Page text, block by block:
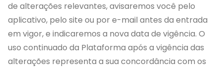
de alterações relevantes, avisaremos você pelo
aplicativo, pelo site ou por e-mail antes da entrada
em vigor, e indicaremos a nova data de vigência. O
uso continuado da Plataforma após a vigência das
alterações representa a sua concordância com os